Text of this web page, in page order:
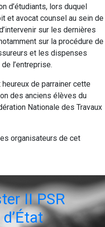
d’étudiants, lors duquel
et avocat counsel au sein de
sur les dernières
sur la procédure de
et les dispenses
l’entreprise.
heureux de parrainer cette
des anciens élèves du
Nationale des Travaux
organisateurs de cet
II PSR